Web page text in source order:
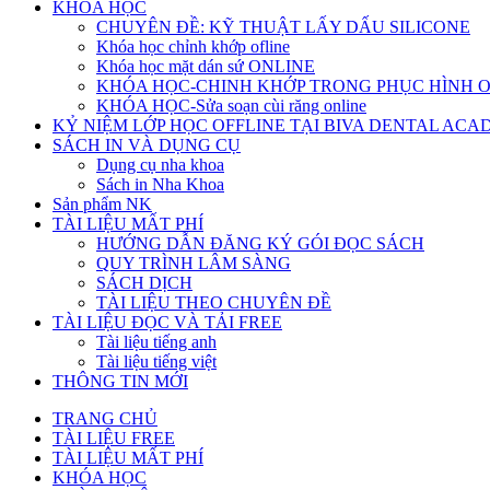
KHÓA HỌC
CHUYÊN ĐỀ: KỸ THUẬT LẤY DẤU SILICONE
Khóa học chỉnh khớp ofline
Khóa học mặt dán sứ ONLINE
KHÓA HỌC-CHINH KHỚP TRONG PHỤC HÌNH
KHÓA HỌC-Sửa soạn cùi răng online
KỶ NIỆM LỚP HỌC OFFLINE TẠI BIVA DENTAL
SÁCH IN VÀ DỤNG CỤ
Dụng cụ nha khoa
Sách in Nha Khoa
Sản phẩm NK
TÀI LIỆU MẤT PHÍ
HƯỚNG DẪN ĐĂNG KÝ GÓI ĐỌC SÁCH
QUY TRÌNH LÂM SÀNG
SÁCH DỊCH
TÀI LIỆU THEO CHUYÊN ĐỀ
TÀI LIỆU ĐỌC VÀ TẢI FREE
Tài liệu tiếng anh
Tài liệu tiếng việt
THÔNG TIN MỚI
TRANG CHỦ
TÀI LIỆU FREE
TÀI LIỆU MẤT PHÍ
KHÓA HỌC